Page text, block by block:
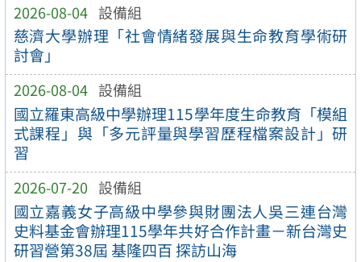
2026-08-04 設備組
慈濟大學辦理「社會情緒發展與生命教育學術研
討會」
2026-08-04 設備組
國立羅東高級中學辦理115學年度生命教育「模組
式課程」與「多元評量與學習歷程檔案設計」研
習
2026-07-20 設備組
國立嘉義女子高級中學參與財團法人吳三連台灣
史料基金會辦理115學年共好合作計畫－新台灣史
研習營第38屆 基隆四百 探訪山海